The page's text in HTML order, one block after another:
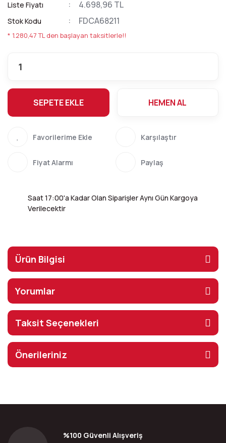
Liste Fiyatı 4.698,96 TL
Stok Kodu FDCA68211
* 1.280,47 TL den başlayan taksitlerle!!
SEPETE EKLE HEMEN AL
Karşılaştır
Fiyat Alarmı Paylaş
Saat 17:00'a Kadar Olan Siparişler Aynı Gün Kargoya
Verilecektir
Ürün Bilgisi
Yorumlar
Taksit Seçenekleri
Önerileriniz
%100 Güvenli Alışveriş